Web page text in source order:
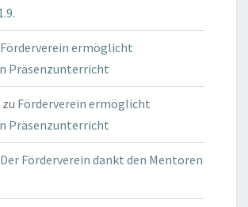
Förderverein ermöglicht
Präsenzunterricht
zu Förderverein ermöglicht
Präsenzunterricht
Der Förderverein dankt den Mentoren